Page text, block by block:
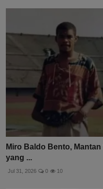
Miro Baldo Bento,
yang ...
Jul 31, 2026 0 10